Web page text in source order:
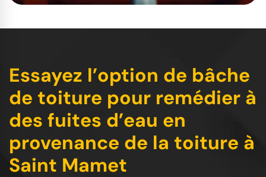
Essayez l’option de bâche
de toiture pour remédier à
des fuites d’eau en
provenance de la toiture à
Saint Mamet